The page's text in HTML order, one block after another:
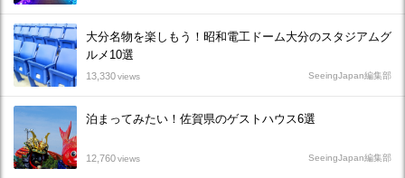
大分名物を楽しもう！昭和電工ドーム大分のスタジアムグ
ルメ10選
13,330views SeeingJapan編集部
泊まってみたい！佐賀県のゲストハウス6選
12,760views SeeingJapan編集部